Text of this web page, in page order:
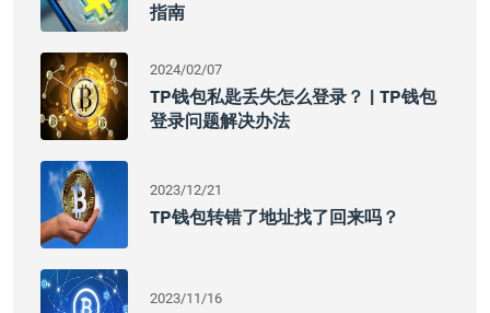
指南
2024/02/07
TP钱包私匙丢失怎么登录？ | TP钱包
登录问题解决办法
2023/12/21
TP钱包转错了地址找了回来吗？
2023/11/16